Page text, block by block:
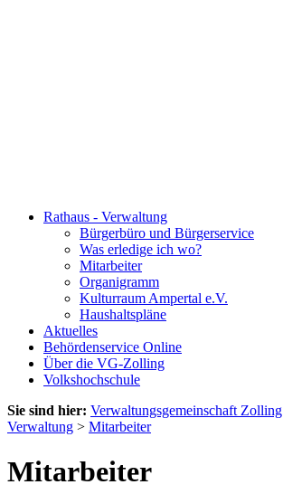
Rathaus - Verwaltung
Bürgerbüro und Bürgerservice
Was erledige ich wo?
Mitarbeiter
Organigramm
Kulturraum Ampertal e.V.
Haushaltspläne
Aktuelles
Behördenservice Online
Über die VG-Zolling
Volkshochschule
Sie sind hier: Verwaltungsgemeinschaft Zolling
Verwaltung > Mitarbeiter
Mitarbeiter